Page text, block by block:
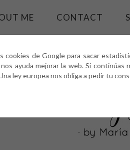
cookies de Google para sacar
nos ayuda mejorar la web. Si
ley europea nos obliga a pedir tu
ME CONTACT